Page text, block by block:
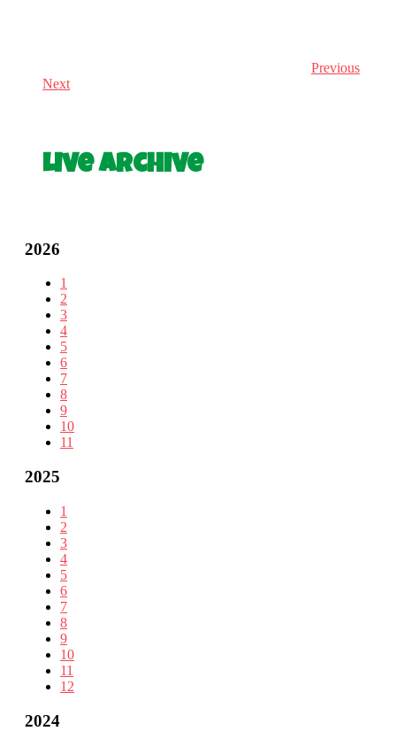
Previous
Next
Live Archive
2026
1
2
3
4
5
6
7
8
9
10
11
2025
1
2
3
4
5
6
7
8
9
10
11
12
2024